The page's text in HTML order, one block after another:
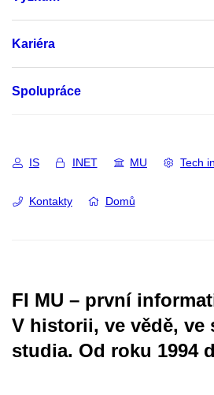
Kariéra
Spolupráce
IS INET MU Tech
Kontakty Domů
FI MU – první
V historii, ve vědě, ve
studia. Od roku 1994